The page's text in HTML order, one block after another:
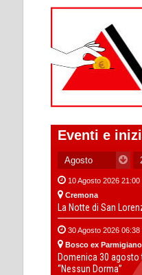
Eventi e
10 Agosto 2026
Cremona
La Notte di San
30 Agosto 2026 06:38
Bosco ex Parmigiano
Domenica 30 agosto
“Nessun Dorma”